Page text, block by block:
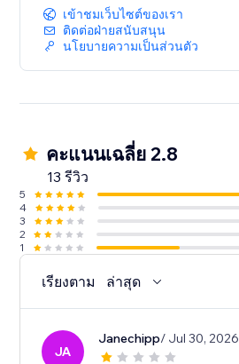
เข้าชมเว็บไซต์ของเรา
ติดต่อฝ่ายสนับสนุน
นโยบายความเป็นส่วนตัว
คะแนนเฉลี่ย 2.8
13 รีวิว
5
4
3
2
1
เรียงตาม ล่าสุด
JA
Janechipp/ Jul 30, 2026